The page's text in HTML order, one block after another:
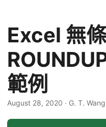
Excel 無
範例
August 28, 2020 · G. T. Wang